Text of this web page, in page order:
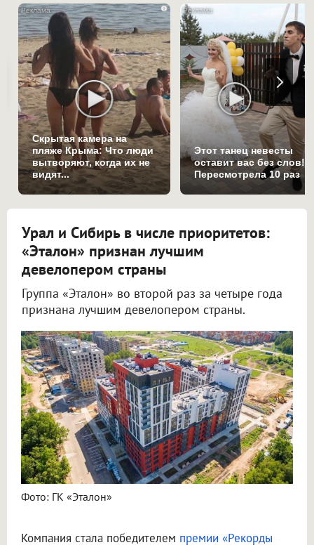
i
Скрытая камера на
пляже Крыма: Что люди
вытворяют, когда их не
видят...
Этот танец невесты
оставит вас без слов!
Пересмотрела 10 раз
Урал и Сибирь в числе приоритетов:
«Эталон» признан лучшим
девелопером страны
Группа «Эталон» во второй раз за четыре года
признана лучшим девелопером страны.
Фото: ГК «Эталон»
Компания стала победителем премии «Рекорды